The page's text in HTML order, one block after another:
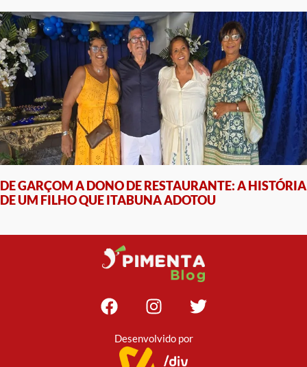
DE GARÇOM A DONO DE RESTAURANTE: A HISTÓRIA
DE UM FILHO QUE ITABUNA ADOTOU
Desenvolvido por